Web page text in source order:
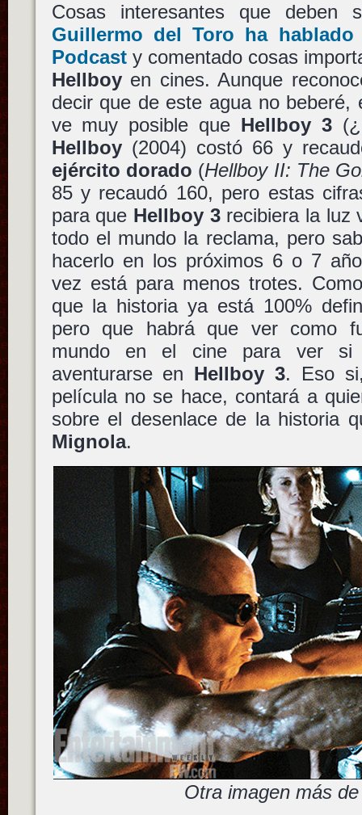
Cosas interesantes que deben
Guillermo del Toro ha
Podcasty comentado cosas
Hellboyen cines. Aunque
decir que de este agua no beberé,
ve muy posible que Hellboy 3
Hellboy(2004) costó 66 y
ejército dorado (Hellboy II: The
85 y recaudó 160, pero estas
para que Hellboy 3recibiera la luz
todo el mundo la reclama, pero
hacerlo en los próximos 6 o 7
vez está para menos trotes.
que la historia ya está 100%
pero que habrá que ver como
mundo en el cine para ver si
aventurarse en Hellboy 3. Eso
película no se hace, contará a
sobre el desenlace de la historia
Mignola.
Otra imagen más